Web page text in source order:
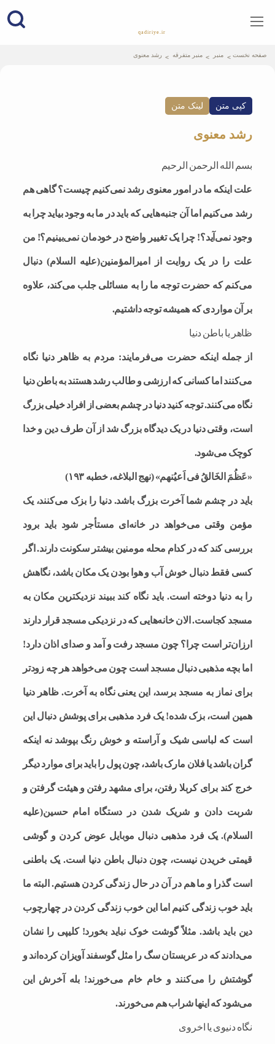
qadiriye.ir
صفحه نخست منبر منبر متفرقه رشد معنوی
کپی متن لینک متن
رشد معنوی
بسم الله الرحمن الرحیم
علت اینکه ما در امور معنوی رشد نمی‌کنیم چیست؟ گاهی هم
رشد می‌کنیم اما آن جنبه‌هایی که باید در ما به وجود بیاید چرا به
وجود نمی‌آید؟! چرا یک تغییر واضح در خودمان نمی‌بینیم؟! من
علت را در یک روایت از امیرالمؤمنین(علیه السلام) دنبال
می‌کنم که حضرت توجه ما را به مسائلی جلب می‌کند، علاوه‌
بر آن مواردی که همیشه توجه داشتیم.
ظاهر یا باطن دنیا
از جمله اینکه حضرت می‌فرمایند: مردم به ظاهر دنیا نگاه
می‌کنند اما کسانی که ارزشی و طالب رشد هستند به باطن دنیا
نگاه می‌کنند. توجه کنید دنیا در چشم بعضی از افراد خیلی بزرگ
است، وقتی دنیا در یک دیدگاه بزرگ شد از آن طرف دین و خدا
کوچک می‌شود.
«عَظُمَ الخَالقُ فی اَعیُنهم» (نهج البلاغه، خطبه ۱۹۳)
باید در چشم شما آخرت بزرگ باشد. دنیا را بزک می‌کنند، یک
مؤمن وقتی می‌خواهد در خانه‌ای مستأجر شود باید برود
بررسی کند که در کدام محله مومنین بیشتر سکونت دارند. اگر
کسی فقط دنبال خوش آب و هوا بودن یک مکان باشد، نگاهش
را به دنیا دوخته است. باید نگاه کند ببیند نزدیکترین مکان به
مسجد کجاست. الان خانه‌هایی که در نزدیکی مسجد قرار دارند
ارزان‌تر است چرا؟ چون مسجد رفت و آمد و صدای اذان دارد!
اما بچه مذهبی دنبال مسجد است چون می‌خواهد هر چه زودتر
برای نماز به مسجد برسد، این یعنی نگاه به آخرت. ظاهر دنیا
همین است، بزک شده! یک فرد مذهبی برای پوشش دنبال این
است که لباسی شیک و آراسته و خوش رنگ بپوشد نه اینکه
گران باشد یا فلان مارک باشد، چون پول را باید برای موارد دیگر
خرج کند برای کربلا رفتن، برای مشهد رفتن و هیئت گرفتن و
شربت دادن و شریک شدن در دستگاه امام حسین(علیه
السلام). یک فرد مذهبی دنبال موبایل عوض کردن و گوشی
قیمتی خریدن نیست، چون دنبال باطن دنیا است. یک باطنی
است گذرا و ما هم در آن در حال زندگی کردن هستیم. البته ما
باید خوب زندگی کنیم اما این خوب زندگی کردن در چهارچوب
دین باید باشد. مثلاً گوشت خوک نباید بخورد! کلیپی را نشان
می‌دادند که در عربستان سگ را مثل گوسفند آویزان کرده‌اند و
گوشتش را می‌کنند و خام خام می‌خورند! بله آخرش این
می‌شود که اینها شراب هم می‌خورند.
نگاه دنیوی یا اخروی